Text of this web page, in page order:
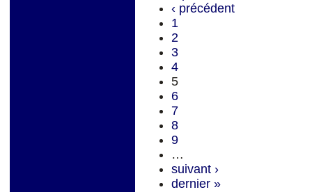
‹ précédent
1
2
3
4
5
6
7
8
9
…
suivant ›
dernier »